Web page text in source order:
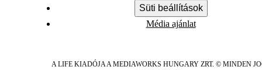
Süti beállítások
Média ajánlat
A LIFE KIADÓJA A MEDIAWORKS HUNGARY ZRT. © MINDEN